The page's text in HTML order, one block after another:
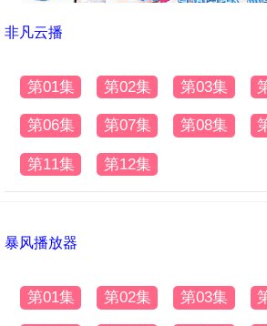
非凡云播
第01集 第02集 第03集
第06集 第07集 第08集
第11集 第12集
暴风播放器
第01集 第02集 第03集